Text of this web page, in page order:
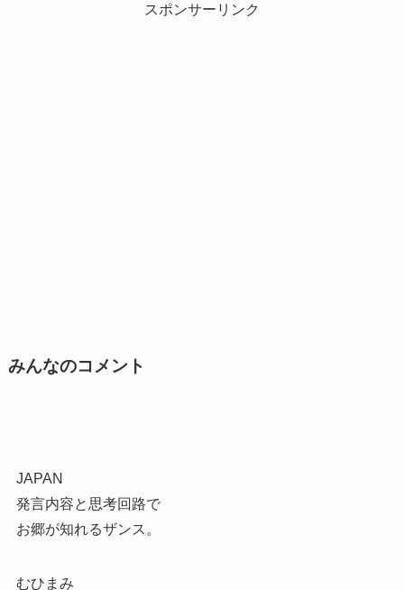
スポンサーリンク
みんなのコメント
JAPAN
発言内容と思考回路で
お郷が知れるザンス。
むひまみ